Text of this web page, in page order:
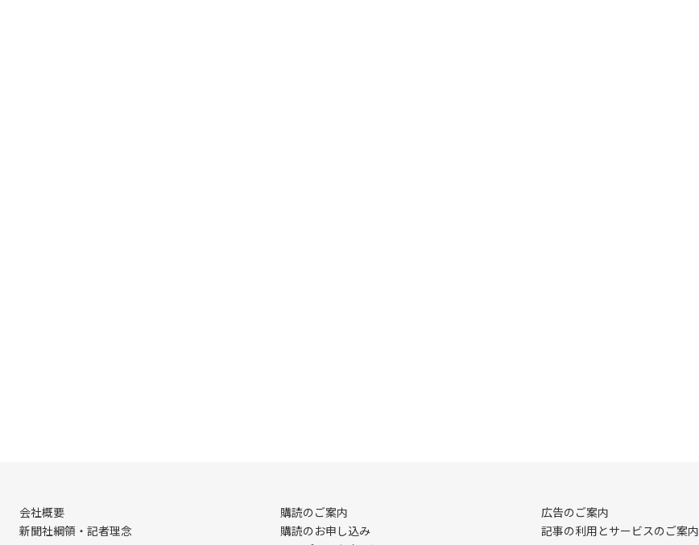
会社概要
新聞社綱領・記者理念
購読のご案内
購読のお申し込み
広告のご案内
記事の利用とサービスのご案内